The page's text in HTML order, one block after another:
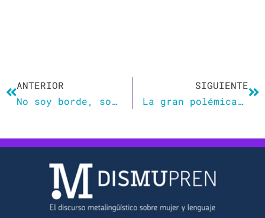
ANTERIOR
No soy borde, soy alfa
SIGUIENTE
La gran polémica del lenguaje inclusivo